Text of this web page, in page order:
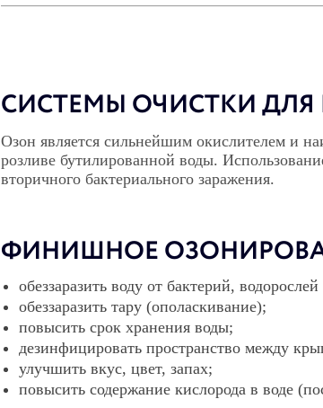
СИСТЕМЫ ОЧИСТКИ ДЛЯ
Озон является сильнейшим окислителем и
розливе бутилированной воды.
вторичного бактериального заражения.
ФИНИШНОЕ
обеззаразить воду от бактерий,
обеззаразить тару (ополаскивание);
повысить срок хранения воды;
дезинфицировать пространство между
улучшить вкус, цвет, запах;
повысить содержание кислорода в воде